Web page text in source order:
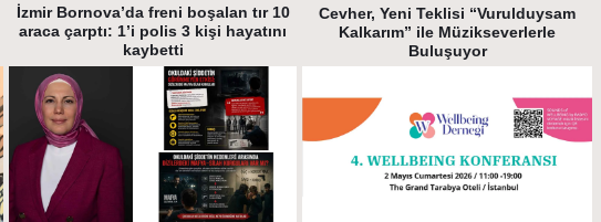
İzmir Bornova’da freni boşalan tır 10
araca çarptı: 1’i polis 3 kişi hayatını
kaybetti
Cevher, Yeni Teklisi “Vurulduysam
Kalkarım” ile Müzikseverlerle
Buluşuyor